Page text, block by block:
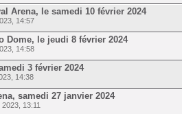
Arena, le samedi 10 février 2024
14:57
Dome, le jeudi 8 février 2024
14:58
3 février 2024
14:38
samedi 27 janvier 2024
13:11